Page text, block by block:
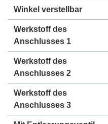
Winkel verstellbar
Werkstoff des
Anschlusses 1
Werkstoff des
Anschlusses 2
Werkstoff des
Anschlusses 3